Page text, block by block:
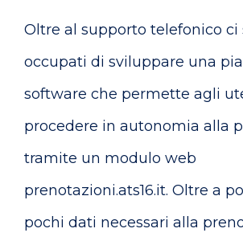
Oltre al supporto telefonico ci
occupati di sviluppare una
software che permette agli
procedere in autonomia alla
tramite un modulo web
prenotazioni.ats16.it. Oltre a
pochi dati necessari alla